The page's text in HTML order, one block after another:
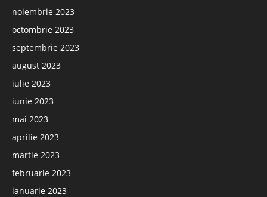
noiembrie 2023
octombrie 2023
septembrie 2023
august 2023
iulie 2023
iunie 2023
mai 2023
aprilie 2023
martie 2023
februarie 2023
ianuarie 2023